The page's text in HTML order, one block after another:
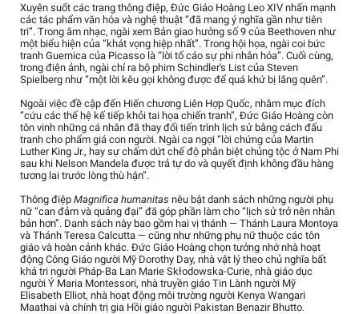
Xuyên suốt các trang thông điệp, Đức Giáo Hoàng Leo XIV nhấn mạnh
các tác phẩm văn hóa và nghệ thuật “đã mang ý nghĩa gần như tiên
tri”. Trong âm nhạc, ngài xem Bản giao hưởng số 9 của Beethoven như
một biểu hiện của “khát vọng hiệp nhất”. Trong hội họa, ngài coi bức
tranh Guernica của Picasso là “lời tố cáo sự phi nhân hóa”. Cuối cùng,
trong điện ảnh, ngài chỉ ra bộ phim Schindler's List của Steven
Spielberg như “một lời kêu gọi không được để quá khứ bị lãng quên”.
Ngoài việc đề cập đến Hiến chương Liên Hợp Quốc, nhằm mục đích
“cứu các thế hệ kế tiếp khỏi tai họa chiến tranh”, Đức Giáo Hoàng còn
tôn vinh những cá nhân đã thay đổi tiến trình lịch sử bằng cách đấu
tranh cho phẩm giá con người. Ngài ca ngợi “lời chứng của Martin
Luther King Jr., hay sự chấm dứt chế độ phân biệt chủng tộc ở Nam Phi
sau khi Nelson Mandela được trả tự do và quyết định không đầu hàng
tương lai trước lòng thù hận”.
Thông điệp Magnifica humanitas nêu bật danh sách những người phụ
nữ “can đảm và quảng đại” đã góp phần làm cho “lịch sử trở nên nhân
bản hơn”. Danh sách này bao gồm hai vị thánh — Thánh Laura Montoya
và Thánh Teresa Calcutta — cũng như những phụ nữ thuộc các tôn
giáo và hoàn cảnh khác. Đức Giáo Hoàng chọn tưởng nhớ nhà hoạt
động Công Giáo người Mỹ Dorothy Day, nhà vật lý theo chủ nghĩa bất
khả tri người Pháp-Ba Lan Marie Skłodowska-Curie, nhà giáo dục
người Ý Maria Montessori, nhà truyền giáo Tin Lành người Mỹ
Elisabeth Elliot, nhà hoạt động môi trường người Kenya Wangari
Maathai và chính trị gia Hồi giáo người Pakistan Benazir Bhutto.